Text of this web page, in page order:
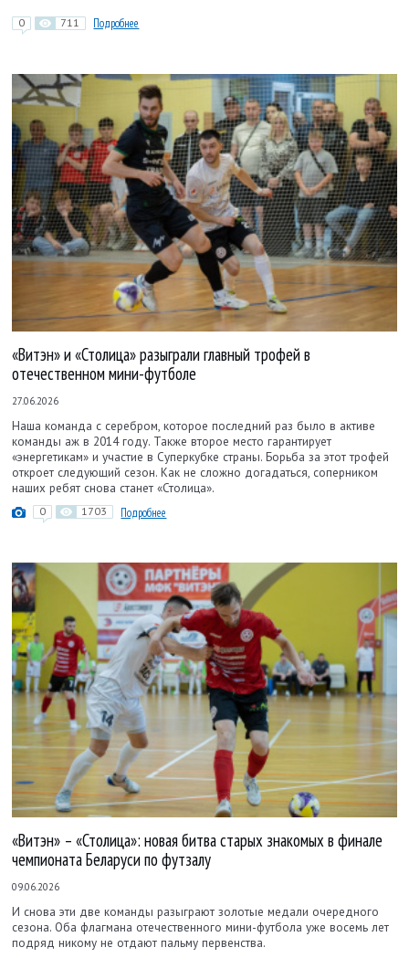
0 711 Подробнее
«Витэн» и «Столица» разыграли главный трофей в
отечественном мини-футболе
27.06.2026
Наша команда с серебром, которое последний раз было в активе
команды аж в 2014 году. Также второе место гарантирует
«энергетикам» и участие в Суперкубке страны. Борьба за этот трофей
откроет следующий сезон. Как не сложно догадаться, соперником
наших ребят снова станет «Столица».
0 1703 Подробнее
«Витэн» – «Столица»: новая битва старых знакомых в финале
чемпионата Беларуси по футзалу
09.06.2026
И снова эти две команды разыграют золотые медали очередного
сезона. Оба флагмана отечественного мини-футбола уже восемь лет
подряд никому не отдают пальму первенства.